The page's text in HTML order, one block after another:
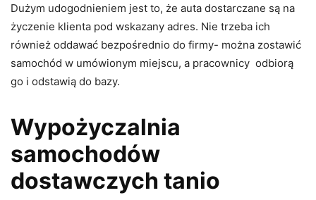
Dużym udogodnieniem jest to, że auta dostarczane są na
życzenie klienta pod wskazany adres. Nie trzeba ich
również oddawać bezpośrednio do firmy- można zostawić
samochód w umówionym miejscu, a pracownicy odbiorą
go i odstawią do bazy.
Wypożyczalnia
samochodów
dostawczych tanio